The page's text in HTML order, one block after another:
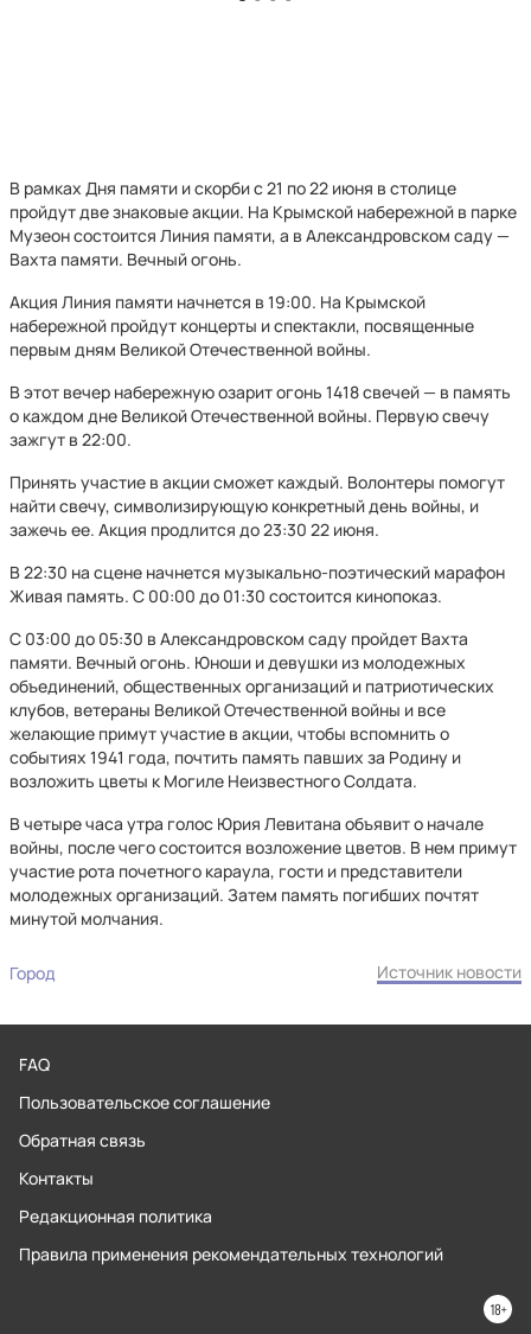
В рамках Дня памяти и скорби с 21 по 22 июня в столице
пройдут две знаковые акции. На Крымской набережной в парке
Музеон состоится Линия памяти, а в Александровском саду —
Вахта памяти. Вечный огонь.
Акция Линия памяти начнется в 19:00. На Крымской
набережной пройдут концерты и спектакли, посвященные
первым дням Великой Отечественной войны.
В этот вечер набережную озарит огонь 1418 свечей — в память
о каждом дне Великой Отечественной войны. Первую свечу
зажгут в 22:00.
Принять участие в акции сможет каждый. Волонтеры помогут
найти свечу, символизирующую конкретный день войны, и
зажечь ее. Акция продлится до 23:30 22 июня.
В 22:30 на сцене начнется музыкально-поэтический марафон
Живая память. С 00:00 до 01:30 состоится кинопоказ.
С 03:00 до 05:30 в Александровском саду пройдет Вахта
памяти. Вечный огонь. Юноши и девушки из молодежных
объединений, общественных организаций и патриотических
клубов, ветераны Великой Отечественной войны и все
желающие примут участие в акции, чтобы вспомнить о
событиях 1941 года, почтить память павших за Родину и
возложить цветы к Могиле Неизвестного Солдата.
В четыре часа утра голос Юрия Левитана объявит о начале
войны, после чего состоится возложение цветов. В нем примут
участие рота почетного караула, гости и представители
молодежных организаций. Затем память погибших почтят
минутой молчания.
Город Источник новости
FAQ
Пользовательское соглашение
Обратная связь
Контакты
Редакционная политика
Правила применения рекомендательных технологий